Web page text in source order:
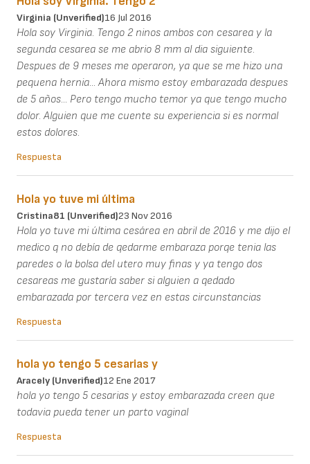
Virginia (unverified)16 Jul 2016
Hola soy Virginia. Tengo 2 ninos ambos con cesarea y la
segunda cesarea se me abrio 8 mm al dia siguiente.
Despues de 9 meses me operaron, ya que se me hizo una
pequena hernia... Ahora mismo estoy embarazada despues
de 5 años... Pero tengo mucho temor ya que tengo mucho
dolor. Alguien que me cuente su experiencia si es normal
estos dolores.
Respuesta
Hola yo tuve mi última
Cristina81 (unverified)23 Nov 2016
Hola yo tuve mi última cesárea en abril de 2016 y me dijo el
medico q no debía de qedarme embaraza porqe tenia las
paredes o la bolsa del utero muy finas y ya tengo dos
cesareas me gustaría saber si alguien a qedado
embarazada por tercera vez en estas circunstancias
Respuesta
hola yo tengo 5 cesarias y
Aracely (unverified)12 Ene 2017
hola yo tengo 5 cesarias y estoy embarazada creen que
todavia pueda tener un parto vaginal
Respuesta